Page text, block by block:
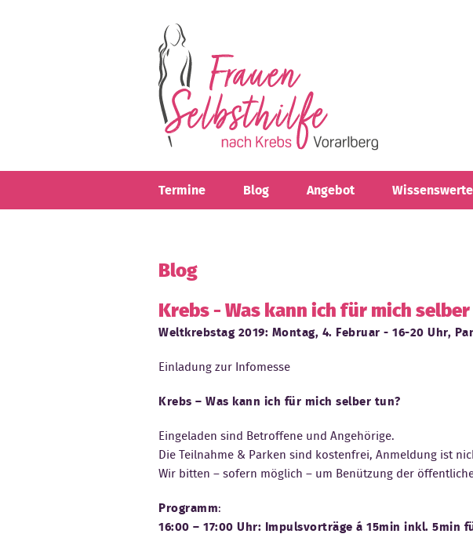
Termine Blog Angebot
Blog
Krebs - Was kann ich für mich
Weltkrebstag 2019: Montag, 4. Februar - 16-20 Uhr,
Einladung zur Infomesse
Krebs – Was kann ich für mich selber tun?
Eingeladen sind Betroffene und Angehörige.
Die Teilnahme & Parken sind kostenfrei, Anmeldung ist
Wir bitten – sofern möglich – um Benützung der
Programm:
16:00 – 17:00 Uhr: Impulsvorträge á 15min inkl. 5min